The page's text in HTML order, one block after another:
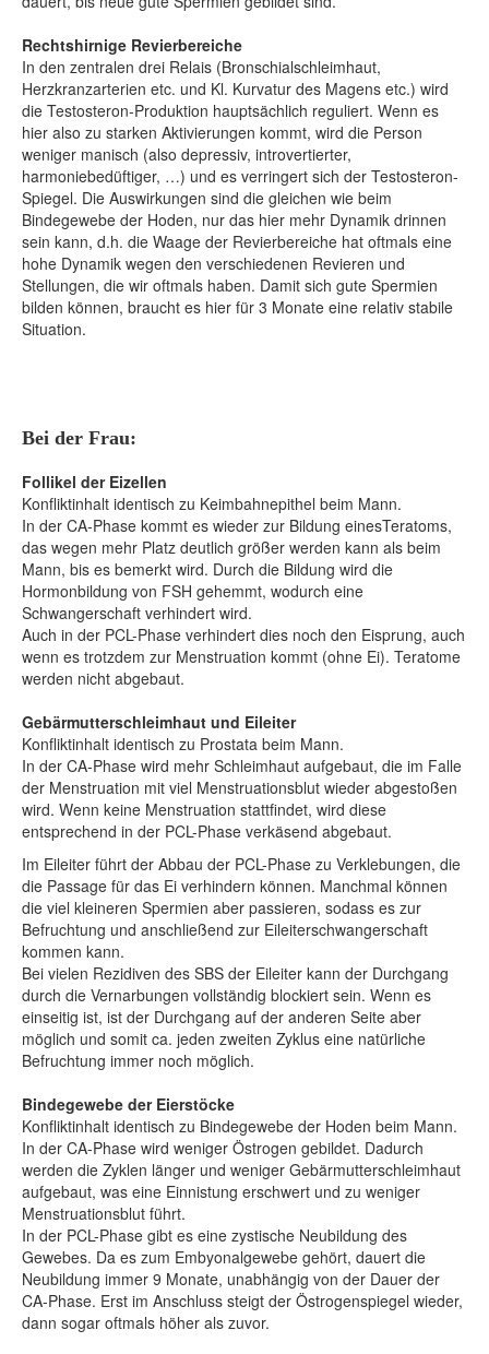
Rechtshirnige Revierbereiche
In den zentralen drei Relais (Bronschialschleimhaut,
Herzkranzarterien etc. und Kl. Kurvatur des Magens etc.) wird
die Testosteron-Produktion hauptsächlich reguliert. Wenn es
hier also zu starken Aktivierungen kommt, wird die Person
weniger manisch (also depressiv, introvertierter,
harmoniebedüftiger, …) und es verringert sich der Testosteron-
Spiegel. Die Auswirkungen sind die gleichen wie beim
Bindegewebe der Hoden, nur das hier mehr Dynamik drinnen
sein kann, d.h. die Waage der Revierbereiche hat oftmals eine
hohe Dynamik wegen den verschiedenen Revieren und
Stellungen, die wir oftmals haben. Damit sich gute Spermien
bilden können, braucht es hier für 3 Monate eine relativ stabile
Situation.
Bei der Frau:
Follikel der Eizellen
Konfliktinhalt identisch zu Keimbahnepithel beim Mann.
In der CA-Phase kommt es wieder zur Bildung einesTeratoms,
das wegen mehr Platz deutlich größer werden kann als beim
Mann, bis es bemerkt wird. Durch die Bildung wird die
Hormonbildung von FSH gehemmt, wodurch eine
Schwangerschaft verhindert wird.
Auch in der PCL-Phase verhindert dies noch den Eisprung, auch
wenn es trotzdem zur Menstruation kommt (ohne Ei). Teratome
werden nicht abgebaut.
Gebärmutterschleimhaut und Eileiter
Konfliktinhalt identisch zu Prostata beim Mann.
In der CA-Phase wird mehr Schleimhaut aufgebaut, die im Falle
der Menstruation mit viel Menstruationsblut wieder abgestoßen
wird. Wenn keine Menstruation stattfindet, wird diese
entsprechend in der PCL-Phase verkäsend abgebaut.
Im Eileiter führt der Abbau der PCL-Phase zu Verklebungen, die
die Passage für das Ei verhindern können. Manchmal können
die viel kleineren Spermien aber passieren, sodass es zur
Befruchtung und anschließend zur Eileiterschwangerschaft
kommen kann.
Bei vielen Rezidiven des SBS der Eileiter kann der Durchgang
durch die Vernarbungen vollständig blockiert sein. Wenn es
einseitig ist, ist der Durchgang auf der anderen Seite aber
möglich und somit ca. jeden zweiten Zyklus eine natürliche
Befruchtung immer noch möglich.
Bindegewebe der Eierstöcke
Konfliktinhalt identisch zu Bindegewebe der Hoden beim Mann.
In der CA-Phase wird weniger Östrogen gebildet. Dadurch
werden die Zyklen länger und weniger Gebärmutterschleimhaut
aufgebaut, was eine Einnistung erschwert und zu weniger
Menstruationsblut führt.
In der PCL-Phase gibt es eine zystische Neubildung des
Gewebes. Da es zum Embyonalgewebe gehört, dauert die
Neubildung immer 9 Monate, unabhängig von der Dauer der
CA-Phase. Erst im Anschluss steigt der Östrogenspiegel wieder,
dann sogar oftmals höher als zuvor.